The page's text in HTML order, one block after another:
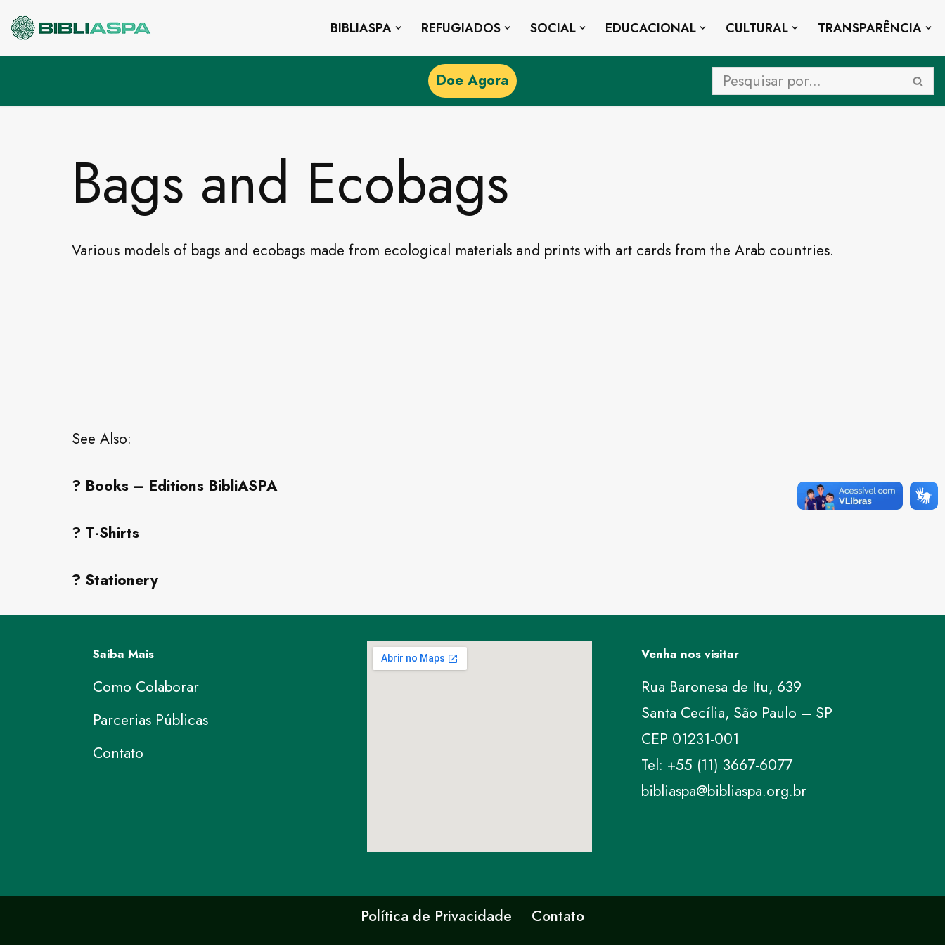
Pular
BIBLIASPA REFUGIADOS SOCIAL EDUCACIONAL CULTURAL TRANSPARÊNCIA
Doe Agora
Bags and Ecobags
Various models of bags and ecobags made from ecological materials and prints with art cards from the Arab countries.
See Also:
? Books – Editions BibliASPA
? T-Shirts
? Stationery
Saiba Mais
Como Colaborar
Parcerias Públicas
Contato
Venha nos visitar
Rua Baronesa de Itu, 639
Santa Cecília, São Paulo – SP
CEP 01231-001
Tel: +55 (11) 3667-6077
bibliaspa@bibliaspa.org.br
Política de Privacidade Contato